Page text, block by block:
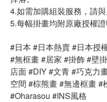
4.如需加購組裝服務，請與
5.每幅掛畫均附原廠授權證
#日本 #日本熱賣 #日本授
#無框畫 #居家 #掛飾 #壁
店面 #DIY #文青 #巧克力
空間 #棕熊畫 #無邊框畫 #
#Oharasou #INS風格